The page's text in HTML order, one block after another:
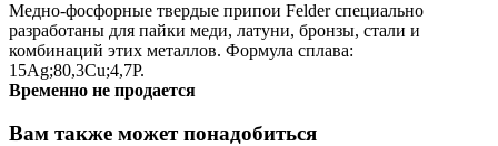
Медно-фосфорные твердые припои Felder специально
разработаны для пайки меди, латуни, бронзы, стали и
комбинаций этих металлов. Формула сплава:
15Ag;80,3Cu;4,7P.
Временно не продается
Вам также может понадобиться